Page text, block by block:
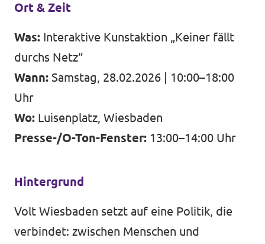
Ort & Zeit
Was: Interaktive Kunstaktion „Keiner fällt
durchs Netz“
Wann: Samstag, 28.02.2026 | 10:00–18:00
Uhr
Wo: Luisenplatz, Wiesbaden
Presse-/O-Ton-Fenster: 13:00–14:00 Uhr
Hintergrund
Volt Wiesbaden setzt auf eine Politik, die
verbindet: zwischen Menschen und